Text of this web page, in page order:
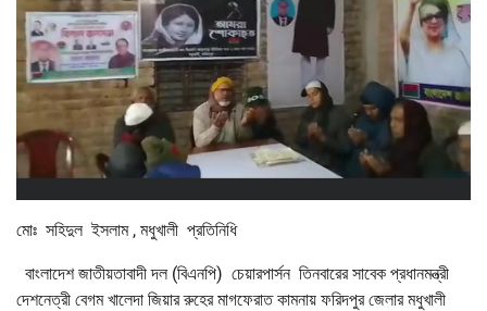
মোঃ সহিদুল ইসলাম , মধুখালী প্রতিনিধি
বাংলাদেশ জাতীয়তাবাদী দল (বিএনপি) চেয়ারপার্সন তিনবারের সাবেক প্রধানমন্ত্রী
দেশনেত্রী বেগম খালেদা জিয়ার রুহের মাগফেরাত কামনায় ফরিদপুর জেলার মধুখালী